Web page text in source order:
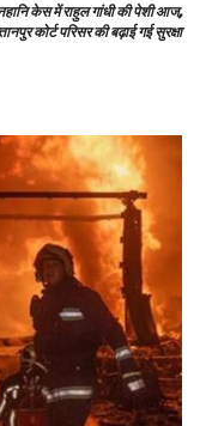
केस में राहुल गांधी की पेशी आज,
कोर्ट परिसर की बढ़ाई गई सुरक्षा